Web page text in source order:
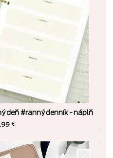
deň #ranný denník - náplň
€